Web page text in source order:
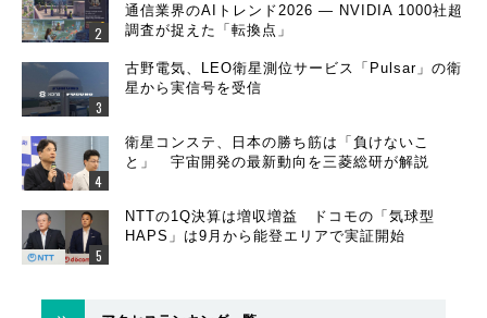
通信業界のAIトレンド2026 ― NVIDIA 1000社超
調査が捉えた「転換点」
古野電気、LEO衛星測位サービス「Pulsar」の衛
星から実信号を受信
衛星コンステ、日本の勝ち筋は「負けないこ
と」 宇宙開発の最新動向を三菱総研が解説
NTTの1Q決算は増収増益 ドコモの「気球型
HAPS」は9月から能登エリアで実証開始